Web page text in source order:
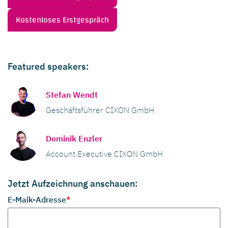
Kostenloses Erstgespräch
Featured speakers:
Stefan Wendt
Geschäftsführer CIXON GmbH
Dominik Enzler
Account Executive CIXON GmbH
Jetzt Aufzeichnung anschauen:
E-Maik-Adresse*